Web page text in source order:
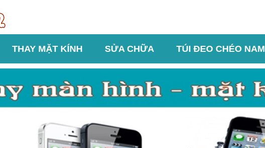
THAY MẶT KÍNH SỬA CHỮA TÚI ĐEO CHÉO NAM